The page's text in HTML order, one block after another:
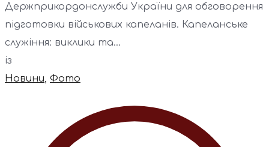
Держприкордонслужби України для обговорення
підготовки військових капеланів. Капеланське
служіння: виклики та...
із
Новини, Фото